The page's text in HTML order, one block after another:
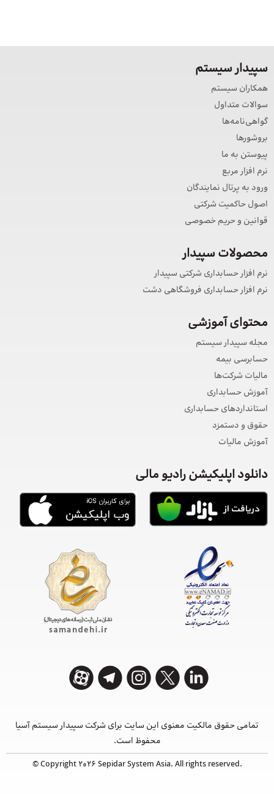
سپیدار سیستم
همکاران سیستم
سوالات متداول
گواهی‌نامه‌ها
بروشورها
پیوستن به ما
نرم افزار مربع
ورود به پرتال نمایندگان
اصول حاکمیت شرکتی
قوانین و حریم خصوصی
محصولات سپیدار
نرم افزار حسابداری شرکتی سپیدار
نرم افزار حسابداری فروشگاهی دشت
محتوای آموزشی
مجله سپیدار سیستم
حسابرسی بیمه
مالیات شرکت‌ها
آموزش حسابداری
استانداردهای حسابداری
حقوق و دستمزد
آموزش مالیات
دانلود اپلیکیشن رادیو مالی
تمامی حقوق مالکیت معنوی این ‌سایت برای شرکت سپیدار سیستم آسیا
محفوظ است.
© Copyright 2026 Sepidar System Asia. All rights reserved.